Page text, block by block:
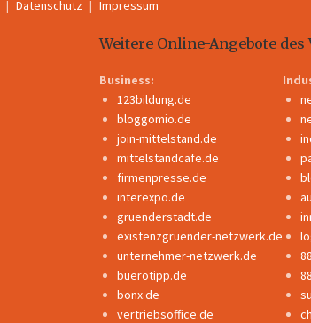
Datenschutz Impressum
Weitere Online-Angebote
Business:
123bildung.de
bloggomio.de
join-mittelstand.de
mittelstandcafe.de
firmenpresse.de
interexpo.de
gruenderstadt.de
existenzgruender-netzwerk.de
unternehmer-netzwerk.de
buerotipp.de
bonx.de
vertriebsoffice.de